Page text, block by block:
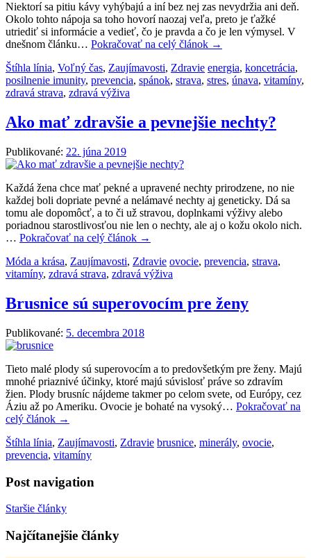
Niektorí sa pitiu kávy vyhýbajú a iní bez nej zas nevydržia ani deň.
Okolo tohto nápoja sa toho hovorí naozaj veľa, preto je ťažké
utriediť si informácie a vedieť, čo je pravda a čo je len výmysel. V
dnešnom článku… Pokračovať na celý článok →
Štíhla línia, Voľný čas, Zaujímavosti, Zdravie energia, koncetrácia,
posilnenie imunity, prevencia, spánok, strava, stres, únava, vitamíny,
zdravá strava, zdravá výživa
Ako mať zdravšie a pevnejšie nechty?
Publikované: 22. júna 2019
Každá žena chce mať pekné a upravené nechty prirodzene, no nie
každej boli dopriate pevné a nelámavé nechty aj geneticky. Dá sa
tomu ale dopomôcť, a to či už stravou, doplnkami výživy alebo
poriadnou starostlivosťou nie len o nechty, ale aj o kožu okolo nich.
… Pokračovať na celý článok →
Móda a krása, Zaujímavosti, Zdravie ovocie, prevencia, strava,
vitamíny, zdravá strava, zdravá výživa
Brusnice sú superovocím pre ženy
Publikované: 5. decembra 2018
Tieto malé plody sú superovocím a to predovšetkým pre ženy. Majú
mnohé priaznivé účinky, ktoré majú súvislosť práve so zdravím
žien. Plody brusníc nájdeme takmer po celom svete, od Európy, cez
Áziu až po Ameriku. Ovocie je bohaté na vysoký… Pokračovať na
celý článok →
Štíhla línia, Zaujímavosti, Zdravie brusnice, minerály, ovocie,
prevencia, vitamíny
Post navigation
Staršie články
Najčítanejšie články